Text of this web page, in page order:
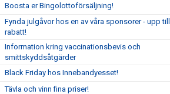
Boosta er Bingolottoförsäljning!
Fynda julgåvor hos en av våra sponsorer - upp till
rabatt!
Information kring vaccinationsbevis och
smittskyddsåtgärder
Black Friday hos Innebandyesset!
Tävla och vinn fina priser!